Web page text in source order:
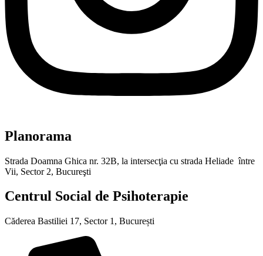
Planorama
Strada Doamna Ghica nr. 32B, la intersecţia cu strada Heliade între
Vii, Sector 2, Bucureşti
Centrul Social de Psihoterapie
Căderea Bastiliei 17, Sector 1, București